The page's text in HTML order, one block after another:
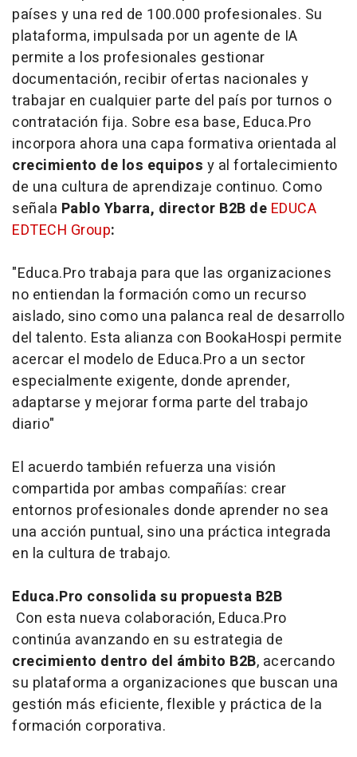
países y una red de 100.000 profesionales. Su
plataforma, impulsada por un agente de IA
permite a los profesionales gestionar
documentación, recibir ofertas nacionales y
trabajar en cualquier parte del país por turnos o
contratación fija. Sobre esa base, Educa.Pro
incorpora ahora una capa formativa orientada al
crecimiento de los equipos y al fortalecimiento
de una cultura de aprendizaje continuo. Como
señala Pablo Ybarra, director B2B de EDUCA
EDTECH Group:
"Educa.Pro trabaja para que las organizaciones
no entiendan la formación como un recurso
aislado, sino como una palanca real de desarrollo
del talento. Esta alianza con BookaHospi permite
acercar el modelo de Educa.Pro a un sector
especialmente exigente, donde aprender,
adaptarse y mejorar forma parte del trabajo
diario"
El acuerdo también refuerza una visión
compartida por ambas compañías: crear
entornos profesionales donde aprender no sea
una acción puntual, sino una práctica integrada
en la cultura de trabajo.
Educa.Pro consolida su propuesta B2B
Con esta nueva colaboración, Educa.Pro
continúa avanzando en su estrategia de
crecimiento dentro del ámbito B2B, acercando
su plataforma a organizaciones que buscan una
gestión más eficiente, flexible y práctica de la
formación corporativa.